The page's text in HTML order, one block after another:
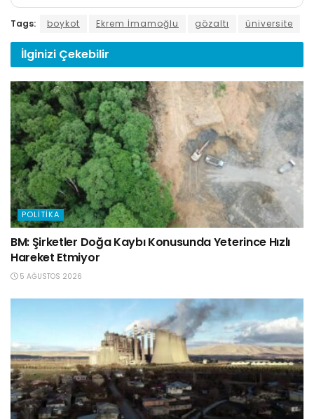
Tags: boykot Ekrem İmamoğlu gözaltı üniversite
İlginizi Çekebilir
POLITIKA
BM: Şirketler Doğa Kaybı Konusunda Yeterince Hızlı
Hareket Etmiyor
5 AĞUSTOS 2026